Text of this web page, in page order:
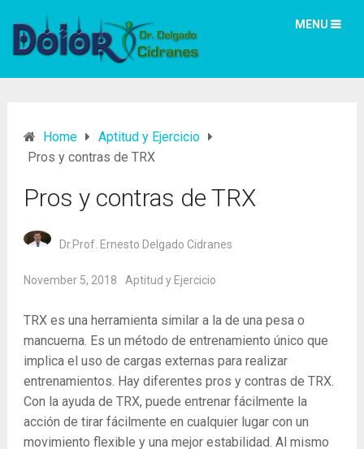
MENU
Home
Aptitud y Ejercicio
Pros y contras de TRX
Pros y contras de TRX
Dr.Prof. Ernesto Delgado Cidranes
November 5, 2018 Aptitud y Ejercicio
TRX es una herramienta similar a la de una pesa o
mancuerna. Es un método de entrenamiento único que
implica el uso de cargas externas para realizar
entrenamientos. Hay diferentes pros y contras de TRX.
Con la ayuda de TRX, puede entrenar fácilmente la
acción de tirar fácilmente en cualquier lugar con un
movimiento flexible y una mejor estabilidad. Al mismo